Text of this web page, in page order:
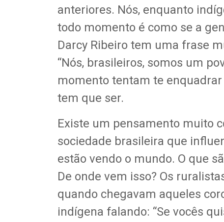
anteriores. Nós, enquanto
todo momento é como se a
Darcy Ribeiro tem uma frase
“Nós, brasileiros, somos um
momento tentam te
tem que ser.
Existe um pensamento muito
sociedade brasileira que
estão vendo o mundo. O que
De onde vem isso? Os
quando chegavam aqueles
indígena falando: “Se vocês